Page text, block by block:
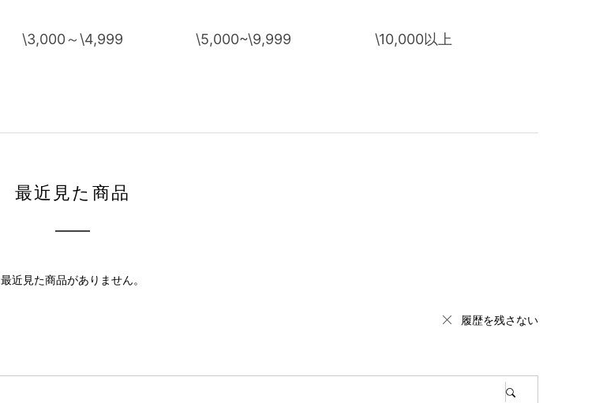
\3,000～\4,999 \5,000~\9,999 \10,000以上
最近見た商品
最近見た商品がありません。
履歴を残さない